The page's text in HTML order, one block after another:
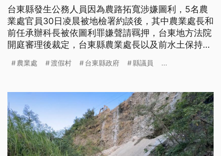
台東縣發生公務人員因為農路拓寬涉嫌圖利，5名農
業處官員30日凌晨被地檢署約談後，其中農業處長和
前任承辦科長被依圖利罪嫌聲請羈押，台東地方法院
開庭審理後裁定，台東縣農業處長以及前水土保持科
個月。不過檢方不服，表示會提抗告。
農業處 渡假村 台東縣政府 縣議員 ...